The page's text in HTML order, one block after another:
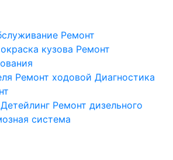
Ремонт
кузова Ремонт
Ремонт ходовой Диагностика
Детейлинг Ремонт дизельного
система